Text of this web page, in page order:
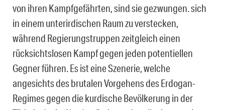
von ihren Kampfgefährten, sind sie gezwungen. sich
in einem unterirdischen Raum zu verstecken,
während Regierungstruppen zeitgleich einen
rücksichtslosen Kampf gegen jeden potentiellen
Gegner führen. Es ist eine Szenerie, welche
angesichts des brutalen Vorgehens des Erdogan-
Regimes gegen die kurdische Bevölkerung in der